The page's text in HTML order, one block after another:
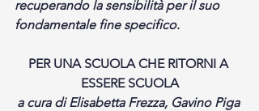
recuperando la sensibilità per il suo
fondamentale fine specifico.
PER UNA SCUOLA CHE RITORNI A
ESSERE SCUOLA
a cura di Elisabetta Frezza, Gavino Piga